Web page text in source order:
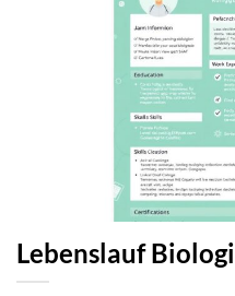
Lebenslauf